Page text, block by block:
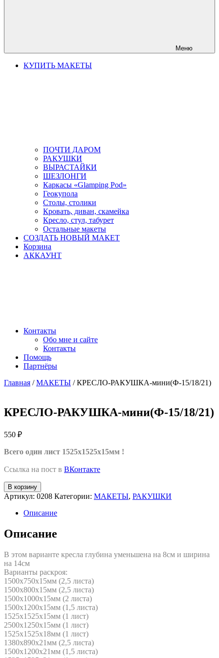
Меню
КУПИТЬ МАКЕТЫ
ПОЧТИ ДАРОМ
РАКУШКИ
ВЫРАСТАЙКИ
ШЕЗЛОНГИ
Каркасы «Glamping Pod»
Геокупола
Столы, столики
Кровать, диван, скамейка
Кресло, стул, табурет
Остальные макеты
СОЗДАТЬ НОВЫЙ МАКЕТ
Корзина
АККАУНТ
Контакты
Обо мне и сайте
Контакты
Помощь
Партнёры
Главная /МАКЕТЫ / КРЕСЛО-РАКУШКА-мини(Ф-15/18/21)
КРЕСЛО-РАКУШКА-мини(Ф-15/18/21)
550 ₽
Всего один лист 1525х1525х15мм !
Ссылка на пост в ВКонтакте
Количество
товара
КРЕСЛО-
РАКУШКА-
В корзину
Артикул: 0208 Категории: МАКЕТЫ, РАКУШКИ
Описание
Описание
В этом варианте кресла глубина уменьшена на 8см и ширина
на 14см
Варианты раскроя:
1500х750х15мм (2,5 листа)
1500х800х15мм (2,5 листа)
1500х1000х15мм (2 листа)
1500х1200х15мм (1,5 листа)
1525х1525х15мм (1 лист)
2500х1250х15мм (1 лист)
1525х1525х18мм (1 лист)
1380х890х21мм (2,5 листа)
1500х1200х21мм (1,5 листа)